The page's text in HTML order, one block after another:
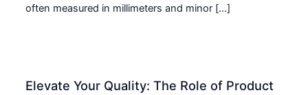
often measured in millimeters and minor […]
Elevate Your Quality: The Role of Product